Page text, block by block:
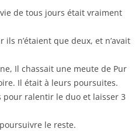
de tous jours était vraiment
n’étaient que deux, et n’avait
Il chassait une meute de Pur
Il était à leurs poursuites.
pour ralentir le duo et laisser 3
le reste.